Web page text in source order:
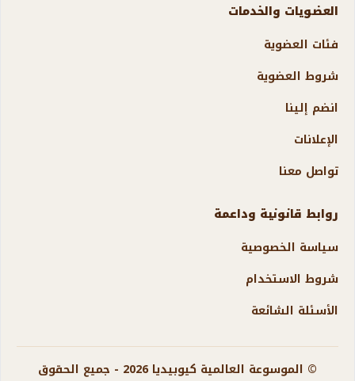
العضويات والخدمات
فئات العضوية
شروط العضوية
انضم إلينا
الإعلانات
تواصل معنا
روابط قانونية وداعمة
سياسة الخصوصية
شروط الاستخدام
الأسئلة الشائعة
© الموسوعة العالمية كيوبيديا 2026 - جميع الحقوق